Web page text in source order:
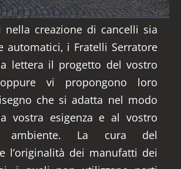
nella creazione di cancelli sia
automatici, i Fratelli Serratore
lettera il progetto del vostro
vi propongono loro
che si adatta nel modo
vostra esigenza e al vostro
ambiente. La cura del
l’originalità dei manufatti dei